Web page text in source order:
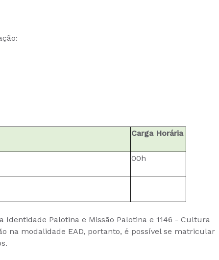
Carga Horária
00h
Identidade Palotina e Missão Palotina e 1146 - Cultura
na modalidade EAD, portanto, é possível se matricular